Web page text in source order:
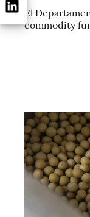
El
commodity